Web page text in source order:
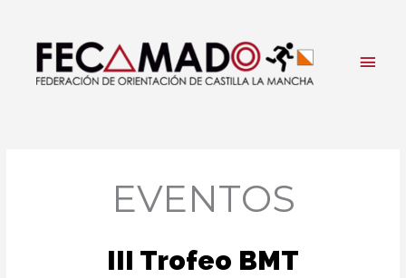
contenido
EVENTOS
III Trofeo BMT